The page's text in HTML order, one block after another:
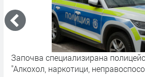
полицейска операция
и скорост“
лева